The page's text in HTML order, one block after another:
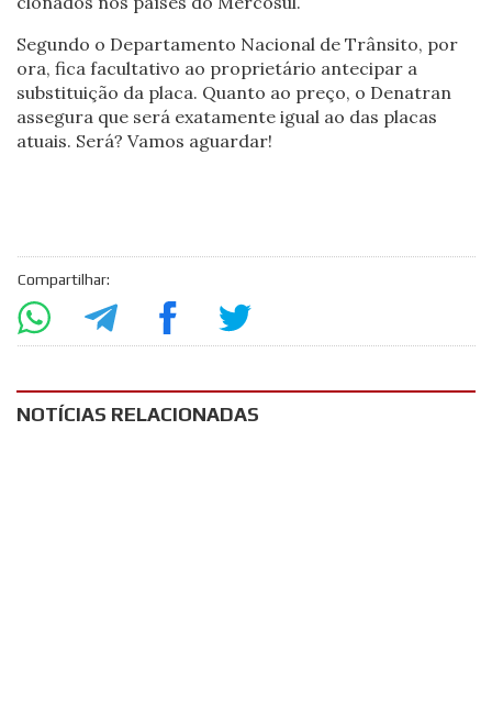
Segundo o Departamento Nacional de Trânsito, por
ora, fica facultativo ao proprietário antecipar a
substituição da placa. Quanto ao preço, o Denatran
assegura que será exatamente igual ao das placas
atuais. Será? Vamos aguardar!
Compartilhar:
NOTÍCIAS RELACIONADAS